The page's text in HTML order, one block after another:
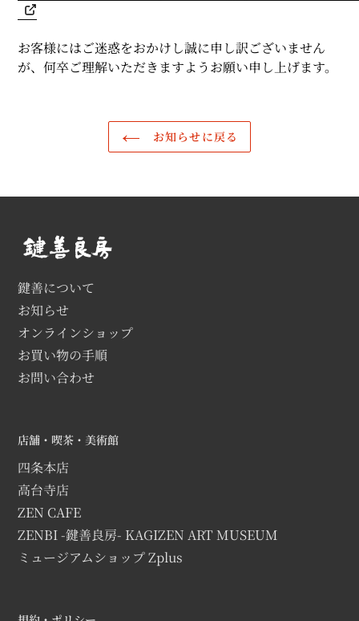
お客様にはご迷惑をおかけし誠に申し訳ございません
が、何卒ご理解いただきますようお願い申し上げます。
お知らせに戻る
鍵善について
お知らせ
オンラインショップ
お買い物の手順
お問い合わせ
店舗・喫茶・美術館
四条本店
高台寺店
ZEN CAFE
ZENBI -鍵善良房- KAGIZEN ART MUSEUM
ミュージアムショップ Zplus